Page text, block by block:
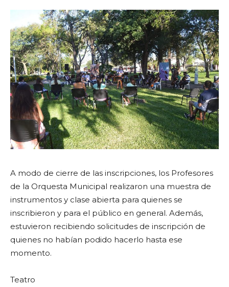
A modo de cierre de las inscripciones, los Profesores
de la Orquesta Municipal realizaron una muestra de
instrumentos y clase abierta para quienes se
inscribieron y para el público en general. Además,
estuvieron recibiendo solicitudes de inscripción de
quienes no habían podido hacerlo hasta ese
momento.
Teatro